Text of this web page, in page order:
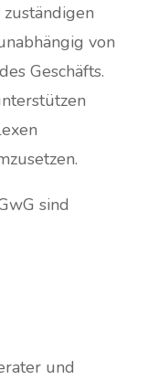
von
Geschäfts.
sind
und